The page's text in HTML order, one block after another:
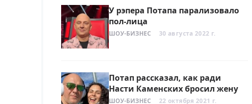
У рэпера Потапа парализовало
пол-лица
ШОУ-БИЗНЕС 30 августа 2022 г.
Потап рассказал, как ради
Насти Каменских бросил жену
ШОУ-БИЗНЕС 22 октября 2021 г.